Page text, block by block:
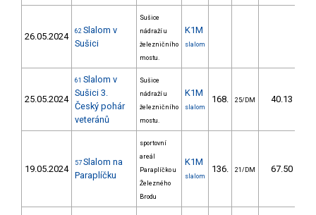
26.05.2024 62 Slalom v
Sušici
Sušice
nádraží u
železničního
mostu.
K1M
slalom
25.05.2024
61 Slalom v
Sušici 3.
Český pohár
veteránů
Sušice
nádraží u
železničního
mostu.
K1M
slalom
168. 25/DM 40.13
19.05.2024
57 Slalom na
Paraplíčku
sportovní
areál
Paraplíčko u
Železného
Brodu
K1M
slalom
136. 21/DM 67.50